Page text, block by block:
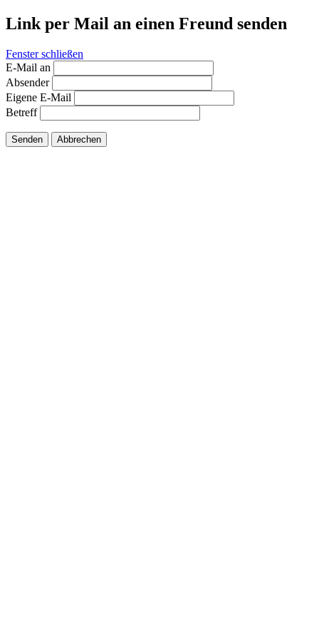
Link per Mail an einen Freund senden
Fenster schließen
E-Mail an
Absender
Eigene E-Mail
Betreff
Senden Abbrechen